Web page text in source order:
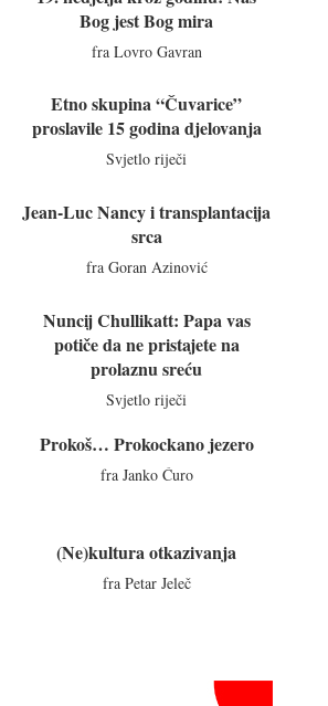
Bog jest Bog mira
fra Lovro Gavran
Etno skupina “Čuvarice”
proslavile 15 godina djelovanja
Svjetlo riječi
Jean-Luc Nancy i transplantacija
srca
fra Goran Azinović
Nuncij Chullikatt: Papa vas
potiče da ne pristajete na
prolaznu sreću
Svjetlo riječi
Prokoš… Prokockano jezero
fra Janko Ćuro
(Ne)kultura otkazivanja
fra Petar Jeleč